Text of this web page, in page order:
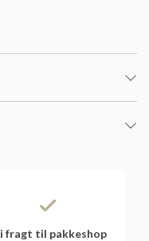
fragt til pakkeshop